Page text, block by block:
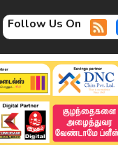
Follow Us On